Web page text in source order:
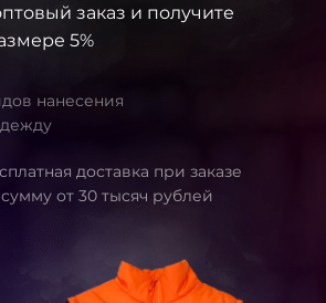
нанесения
доставка при заказе
от 30 тысяч рублей
заказ и получите
5%